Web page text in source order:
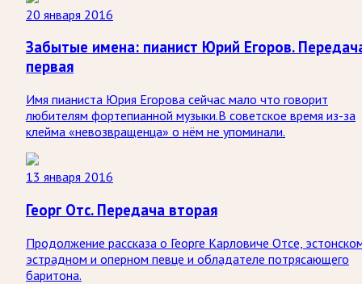
20 января 2016
Забытые имена: пианист Юрий Егоров.
первая
Имя пианиста Юрия Егорова сейчас мало что говорит
любителям фортепианной музыки.В советское время из-за
клейма «невозвращенца» о нём не упоминали.
13 января 2016
Георг Отс. Передача вторая
Продолжение рассказа о Георге Карловиче Отсе,
эстрадном и оперном певце и обладателе потрясающего
баритона.